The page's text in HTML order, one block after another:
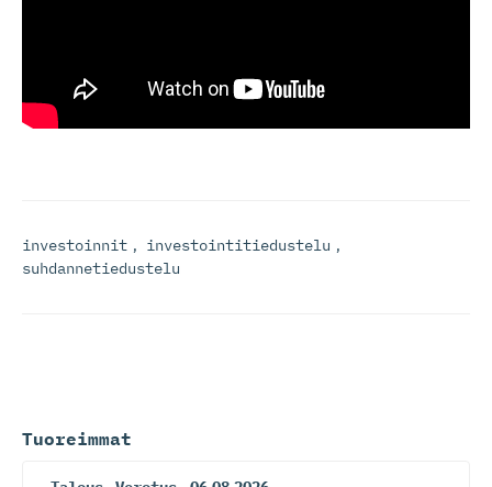
investoinnit , investointitiedustelu ,
suhdannetiedustelu
Tuoreimmat